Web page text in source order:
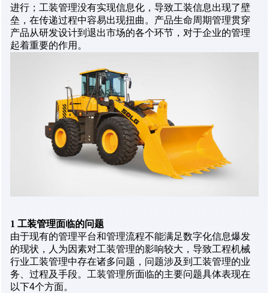
进行；工装管理没有实现信息化，导致工装信息出现了壁
垒，在传递过程中容易出现扭曲。产品生命周期管理贯穿
产品从研发设计到退出市场的各个环节，对于企业的管理
起着重要的作用。
1 工装管理面临的问题
由于现有的管理平台和管理流程不能满足数字化信息爆发
的现状，人为因素对工装管理的影响较大，导致工程机械
行业工装管理中存在诸多问题，问题涉及到工装管理的业
务、过程及手段。工装管理所面临的主要问题具体表现在
以下4个方面。